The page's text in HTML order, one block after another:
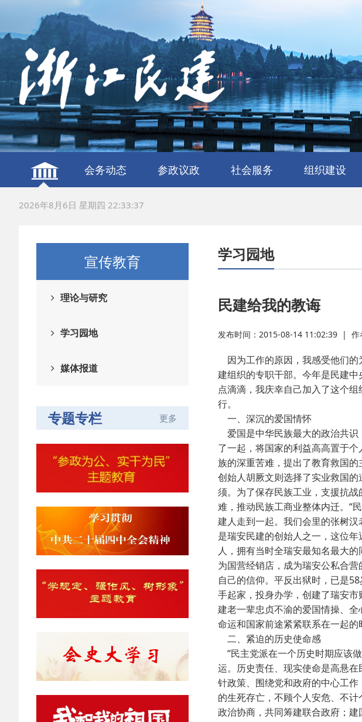
会务动态 参政议政 社会服务 组织建设
2026年8月6日 星期四 22:33:38
宣传教育
理论与研究
学习园地
媒体报道
专题专栏 更多
学习园地
民建给我的教诲
发布时间：2015-08-14 11:02:39 | 作
因为工作的原因，我感受他们
建组织的专职干部。今年是民建
点滴滴，我庆幸自己加入了这个
行。
一、深沉的爱国情怀
爱国是中华民族最大的政治共识
了一起，将国家的利益高高置于
族的深重苦难，提出了教育救国
创始人胡厥文则选择了实业救国
须。为了保存民族工业，支援抗
难，推动民族工商业整体内迁。“
建人走到一起。我们会里的张树
是瑞安民建的创始人之一，这位
人，拥有当时全瑞安最知名最大
为国营经销店，成为瑞安公私合
自己的信仰。平反出狱时，已是
手起家，投身办学，创建了瑞安
建老一辈忠贞不渝的爱国情操、
命运和国家前途紧紧联系在一起
二、紧迫的历史使命感
“民主党派在一个历史时期应该
运。历史责任、现实使命是高悬
针政策、围绕党和政府的中心工
的生死存亡，不顾个人安危、不
政治协商，共同筹建联合政府；